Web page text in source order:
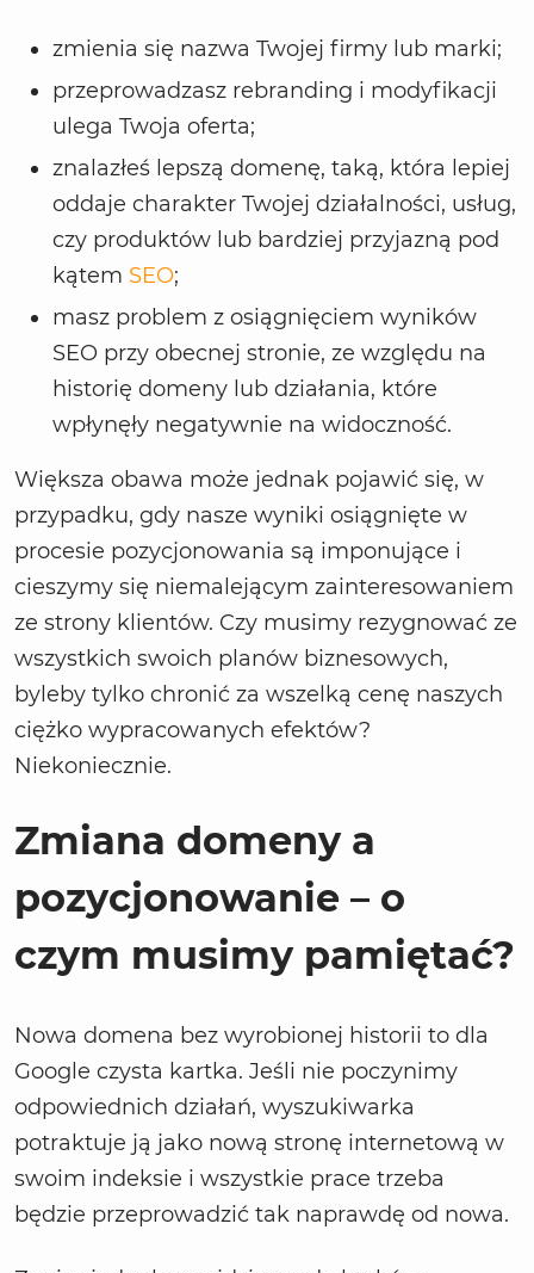
zmienia się nazwa Twojej firmy lub marki;
przeprowadzasz rebranding i modyfikacji
ulega Twoja oferta;
znalazłeś lepszą domenę, taką, która lepiej
oddaje charakter Twojej działalności, usług,
czy produktów lub bardziej przyjazną pod
kątem SEO;
masz problem z osiągnięciem wyników
SEO przy obecnej stronie, ze względu na
historię domeny lub działania, które
wpłynęły negatywnie na widoczność.
Większa obawa może jednak pojawić się, w
przypadku, gdy nasze wyniki osiągnięte w
procesie pozycjonowania są imponujące i
cieszymy się niemalejącym zainteresowaniem
ze strony klientów. Czy musimy rezygnować ze
wszystkich swoich planów biznesowych,
byleby tylko chronić za wszelką cenę naszych
ciężko wypracowanych efektów?
Niekoniecznie.
Zmiana domeny a
pozycjonowanie – o
czym musimy pamiętać?
Nowa domena bez wyrobionej historii to dla
Google czysta kartka. Jeśli nie poczynimy
odpowiednich działań, wyszukiwarka
potraktuje ją jako nową stronę internetową w
swoim indeksie i wszystkie prace trzeba
będzie przeprowadzić tak naprawdę od nowa.